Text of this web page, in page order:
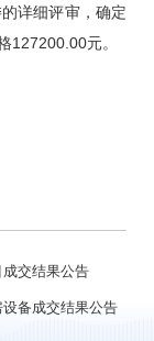
详细评审，确定
127200.00元。
交结果公告
备成交结果公告